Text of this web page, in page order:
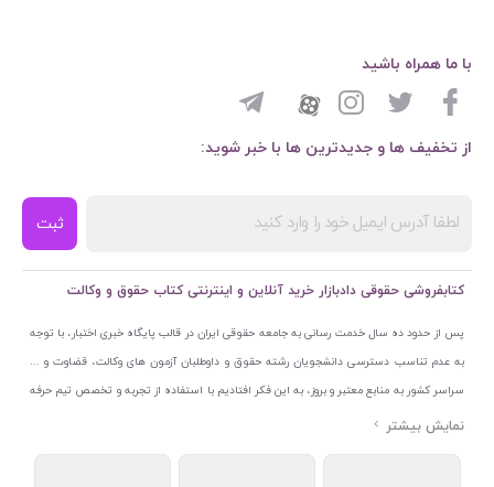
از تخفیف ها و جدیدترین ها با خبر شوید:
ثبت
با ما همراه باشید
کتابفروشی حقوقی دادبازار خرید آنلاین و اینترنتی کتاب حقوق و وکالت
پس از حدود ده سال خدمت رسانی به جامعه حقوقی ایران در قالب پایگاه خبری اختبار، با توجه
به عدم تناسب دسترسی دانشجویان رشته حقوق و داوطلبان آزمون های وکالت، قضاوت و ...
سراسر کشور به منابع معتبر و بروز، به این فکر افتادیم با استفاده از تجربه و تخصص تیم حرفه
ای اختبار خدمتی جدید به جامعه حقوقی ایران ارائه کنیم. به این منظور با راه اندازی و تجهیز